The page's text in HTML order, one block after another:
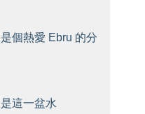
個熱愛 Ebru 的分
這一盆水